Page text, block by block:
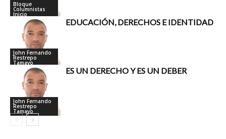
Bloque
Columnistas
Inicio
John Fernando
Restrepo
Tamayo
EDUCACIÓN, DERECHOS E IDENTIDAD
John Fernando
Restrepo
Tamayo
ES UN DERECHO Y ES UN DEBER